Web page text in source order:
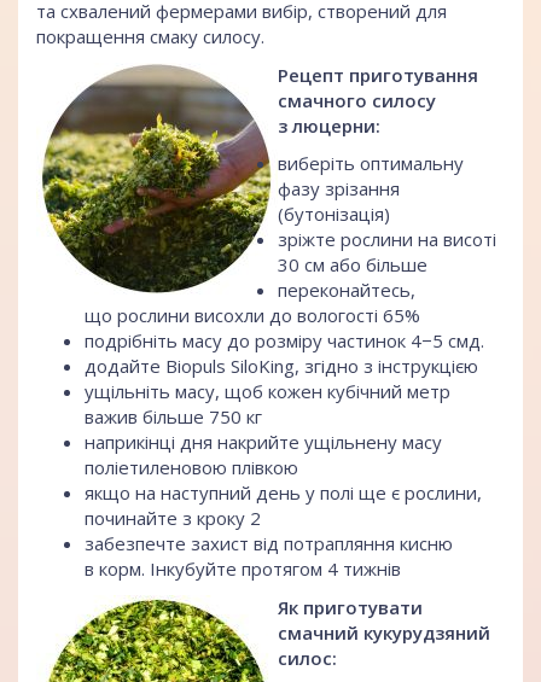
та схвалений фермерами вибір, створений для
покращення смаку силосу.
Рецепт приготування
смачного силосу
з люцерни:
виберіть оптимальну
фазу зрізання
(бутонізація)
зріжте рослини на висоті
30 см або більше
переконайтесь,
що рослини висохли до вологості 65%
подрібніть масу до розміру частинок 4−5 смд.
додайте Biopuls SiloKing, згідно з інструкцією
ущільніть масу, щоб кожен кубічний метр
важив більше 750 кг
наприкінці дня накрийте ущільнену масу
поліетиленовою плівкою
якщо на наступний день у полі ще є рослини,
починайте з кроку 2
забезпечте захист від потрапляння кисню
в корм. Інкубуйте протягом 4 тижнів
Як приготувати
смачний кукурудзяний
силос: